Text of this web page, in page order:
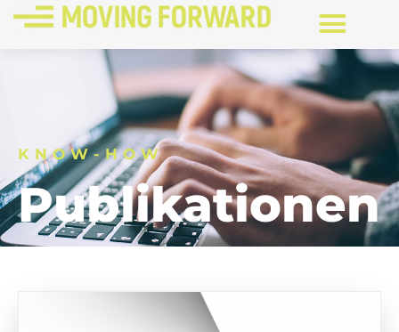
KNOW-HOW
Publikationen